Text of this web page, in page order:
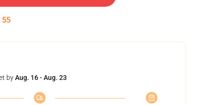
54
byAug. 16 - Aug. 23